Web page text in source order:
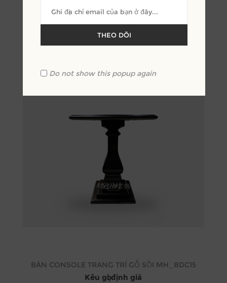
Những sản phẩm liên quan
BÀN CONSOLE TRANG TRÍ GỖ SỒI MH_BDC15
Kêu gọi định giá
THEO DÕI
Do not show this popup again